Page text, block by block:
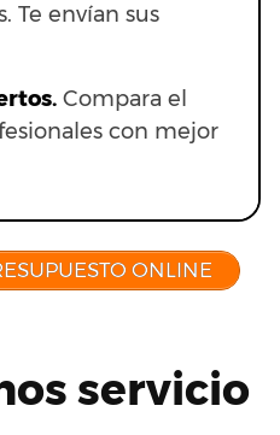
Te envían sus
Compara el
con mejor
ONLINE
servicio